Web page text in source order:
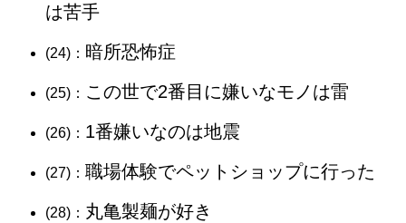
は苦手
(24)： 暗所恐怖症
(25)： この世で2番目に嫌いなモノは雷
(26)： 1番嫌いなのは地震
(27)： 職場体験でペットショップに行った
(28)： 丸亀製麺が好き